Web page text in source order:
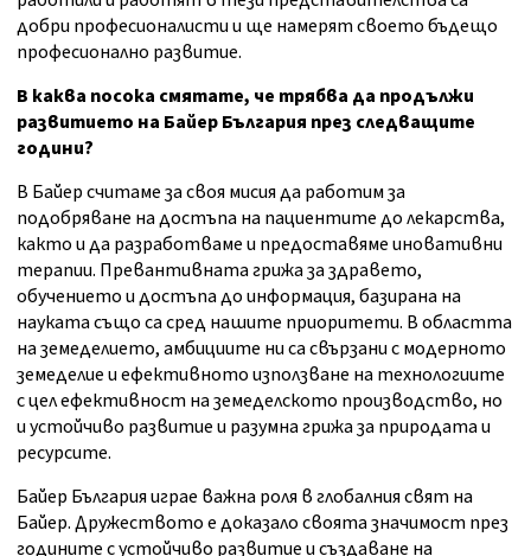
добри професионалисти и ще намерят своето бъдещо
професионално развитие.
В каква посока смятате, че трябва да продължи
развитието на Байер България през следващите
години?
В Байер считаме за своя мисия да работим за
подобряване на достъпа на пациентите до лекарства,
както и да разработваме и предоставяме иновативни
терапии. Превантивната грижа за здравето,
обучението и достъпа до информация, базирана на
науката също са сред нашите приоритети. В областта
на земеделието, амбициите ни са свързани с модерното
земеделие и ефективното използване на технологиите
с цел ефективност на земеделското производство, но
и устойчиво развитие и разумна грижа за природата и
ресурсите.
Байер България играе важна роля в глобалния свят на
Байер. Дружеството е доказало своята значимост през
годините с устойчиво развитие и създаване на